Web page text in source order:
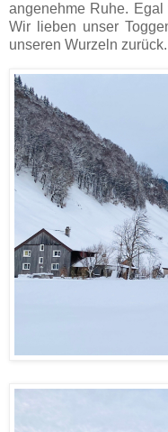
angenehme Ruhe.
Wir lieben unser
unseren Wurzeln zurück.